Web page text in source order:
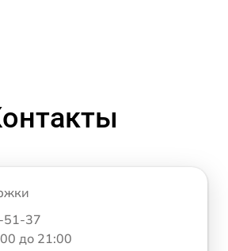
51-37
до 21:00